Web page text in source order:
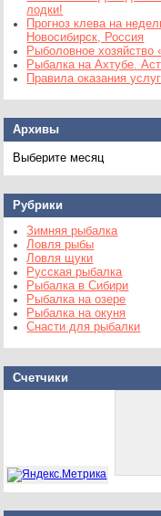
лодки!
Прогноз клева на
Новосибирск, Россия
Рыболовное
Рыбалка на Ахтубе.
Правила оказания
Архивы
Архивы
Рубрики
Зимняя рыбалка
Ловля рыбы
Ловля щуки
Русская рыбалка
Рыбалка в Сибири
Рыбалка на озере
Рыбалка на окуня
Снасти для рыбалки
Счетчики